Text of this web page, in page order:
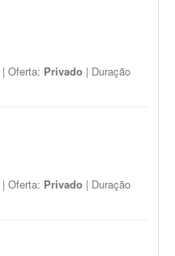
| Oferta: Privado | Duração
| Oferta: Privado | Duração